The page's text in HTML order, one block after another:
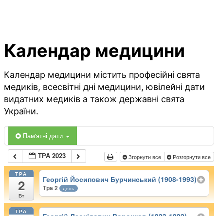
Календар медицини
Календар медицини містить професійні свята
медиків, всесвітні дні медицини, ювілейні дати
видатних медиків а також державні свята
України.
Пам'ятні дати
ТРА 2023 Згорнути все Розгорнути все
ТРА
2
Вт
Георгій Йосипович Бурчинський (1908-1993)
Тра 2 день
ТРА